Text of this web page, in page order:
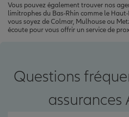
Vous pouvez également trouver nos
limitrophes du Bas-Rhin comme le
vous soyez de Colmar, Mulhouse ou
écoute pour vous offrir un service de
Questions
assurances